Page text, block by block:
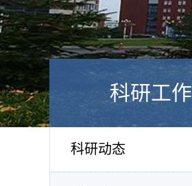
科研工作
科研动态